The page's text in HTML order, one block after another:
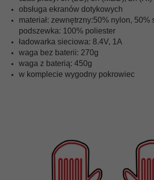
obsługa ekranów dotykowych
materiał: zewnętrzny:50% nylon, 50%
podszewka: 100% poliester
ładowarka sieciowa: 8.4V, 1A
waga bez baterii: 270g
waga z baterią: 450g
w komplecie wygodny pokrowiec